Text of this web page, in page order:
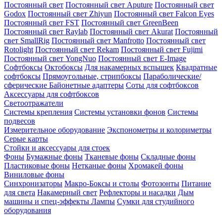
Постоянный свет Постоянный свет Aputure Постоянный свет
Godox Постоянный свет Zhiyun Постоянный свет Falcon Eyes
Постоянный свет FST Постоянный свет GreenBeen
Постоянный свет Raylab Постоянный свет Akurat Постоянный
свет SmallRig Постоянный свет Manfrotto Постоянный свет
Rotolight Постоянный свет Rekam Постоянный свет Fujimi
Постоянный свет YongNuo Постоянный свет E-Image
Софтбоксы Октобоксы Для накамерных вспышек Квадратные
софтбоксы Прямоугольные, стрипбоксы Параболические/
сферические Байонетныe адаптеры Соты для софтбоксов
Аксессуары для софтбоксов
Светоотражатели
Системы крепления Системы установки фонов Системы
подвесов
Измерительное оборудование Экспонометры и колориметры
Серые карты
Стойки и аксессуары для стоек
Фоны Бумажные фоны Тканевые фоны Складные фоны
Пластиковые фоны Нетканые фоны Хромакей фоны
Виниловые фоны
Синхронизаторы Макро-Боксы и столы Фотозонты Питание
для света Накамерный свет Рефлекторы и насадки Дым
машины и спец-эффекты Лампы Сумки для студийного
оборудования